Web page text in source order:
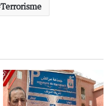
Terrorisme